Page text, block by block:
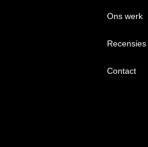
Ons werk
Recensies
Contact